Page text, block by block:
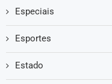
Especiais
Esportes
Estado